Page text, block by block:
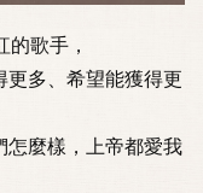
歌手，
更多、希望能獲得更
怎麼樣，上帝都愛我